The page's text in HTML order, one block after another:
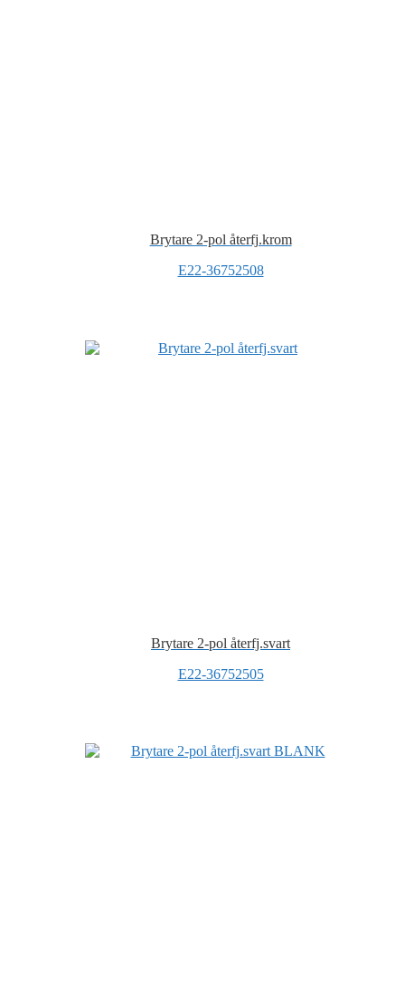
Brytare 2-pol återfj.krom
E22-36752508
Brytare 2-pol återfj.svart
E22-36752505